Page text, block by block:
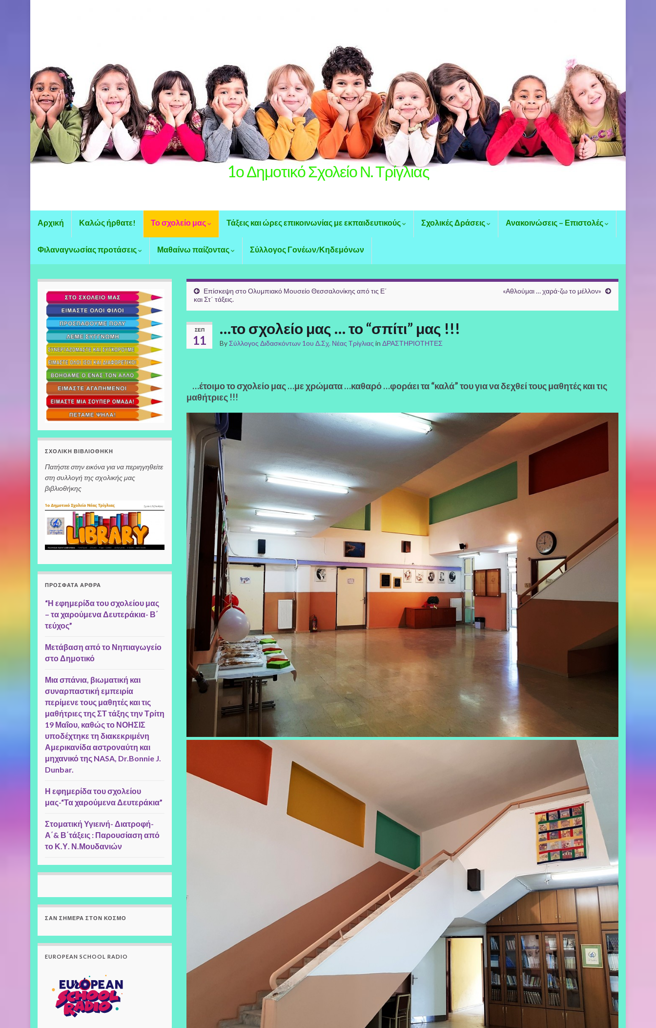
1ο Δημοτικό Σχολείο Ν. Τρίγλιας
Αρχική Καλώς ήρθατε! Το σχολείο μας Τάξεις και ώρες επικοινωνίας με εκπαιδευτικούς Σχολικές Δράσεις Ανακοινώσεις – Επιστολές
Φιλαναγνωσίας προτάσεις Μαθαίνω παίζοντας Σύλλογος Γονέων/Κηδεμόνων
ΣΧΟΛΙΚΉ ΒΙΒΛΙΟΘΉΚΗ
Πατήστε στην εικόνα για να περιηγηθείτε
στη συλλογή της σχολικής μας
βιβλιοθήκης
ΠΡΌΣΦΑΤΑ ΆΡΘΡΑ
“Η εφημερίδα του σχολείου μας
– τα χαρούμενα Δευτεράκια- Β΄
τεύχος”
Μετάβαση από το Νηπιαγωγείο
στο Δημοτικό
Μια σπάνια, βιωματική και
συναρπαστική εμπειρία
περίμενε τους μαθητές και τις
μαθήτριες της ΣΤ τάξης την Τρίτη
19 Μαΐου, καθώς το ΝΟΗΣΙΣ
υποδέχτηκε τη διακεκριμένη
Αμερικανίδα αστροναύτη και
μηχανικό της NASA, Dr.Bonnie J.
Dunbar.
Η εφημερίδα του σχολείου
μας-“Τα χαρούμενα Δευτεράκια”
Στοματική Υγιεινή- Διατροφή-
Α΄& Β΄τάξεις : Παρουσίαση από
το Κ.Υ. Ν.Μουδανιών
ΣΑΝ ΣΉΜΕΡΑ ΣΤΟΝ ΚΌΣΜΟ
EUROPEAN SCHOOL RADIO
Επίσκεψη στο Ολυμπιακό Μουσείο Θεσσαλονίκης από τις Ε΄
και Στ΄ τάξεις.
«Αθλούμαι … χαρά-ζω το μέλλον»
ΣΕΠ
11
…το σχολείο μας … το “σπίτι” μας !!!
ByΣύλλογος Διδασκόντων 1ου Δ.Σχ. Νέας Τρίγλιας in ΔΡΑΣΤΗΡΙΟΤΗΤΕΣ
…έτοιμο το σχολείο μας …με χρώματα …καθαρό …φοράει τα “καλά” του για να δεχθεί τους μαθητές και τις
μαθήτριες !!!